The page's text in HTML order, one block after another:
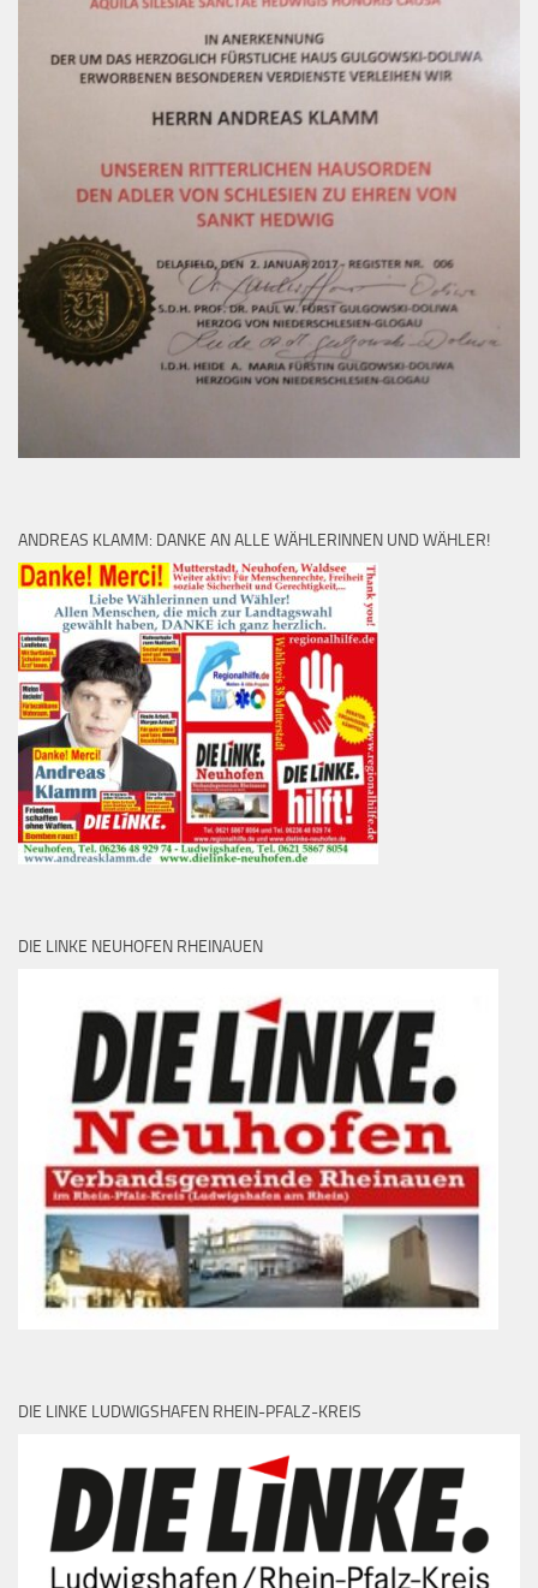
ANDREAS KLAMM: DANKE AN ALLE WÄHLERINNEN UND WÄHLER!
DIE LINKE NEUHOFEN RHEINAUEN
DIE LINKE LUDWIGSHAFEN RHEIN-PFALZ-KREIS